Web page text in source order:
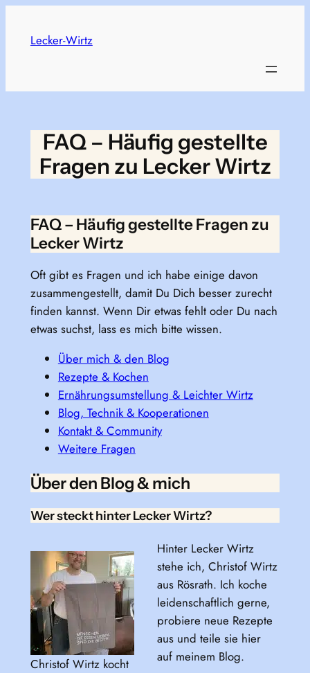
content
Lecker-Wirtz
FAQ – Häufig gestellte
Fragen zu Lecker Wirtz
FAQ – Häufig gestellte Fragen zu
Lecker Wirtz
Oft gibt es Fragen und ich habe einige davon
zusammengestellt, damit Du Dich besser zurecht
finden kannst. Wenn Dir etwas fehlt oder Du nach
etwas suchst, lass es mich bitte wissen.
Über mich & den Blog
Rezepte & Kochen
Ernährungsumstellung & Leichter Wirtz
Blog, Technik & Kooperationen
Kontakt & Community
Weitere Fragen
Über den Blog & mich
Wer steckt hinter Lecker Wirtz?
Christof Wirtz kocht
Hinter Lecker Wirtz
stehe ich, Christof Wirtz
aus Rösrath. Ich koche
leidenschaftlich gerne,
probiere neue Rezepte
aus und teile sie hier
auf meinem Blog.